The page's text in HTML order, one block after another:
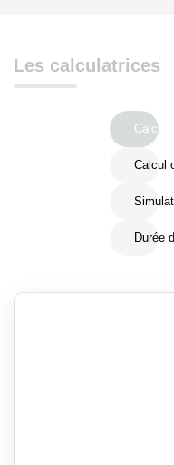
Les calculatrices
Calcul
Calcul
Durée